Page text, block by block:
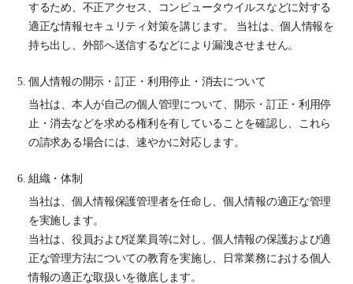
するため、不正アクセス、コンピュータウイルスなどに対する
適正な情報セキュリティ対策を講じます。 当社は、個人情報を
持ち出し、外部へ送信するなどにより漏洩させません。
個人情報の開示・訂正・利用停止・消去について
当社は、本人が自己の個人管理について、開示・訂正・利用停
止・消去などを求める権利を有していることを確認し、これら
の請求ある場合には、速やかに対応します。
組織・体制
当社は、個人情報保護管理者を任命し、個人情報の適正な管理
を実施します。
当社は、役員および従業員等に対し、個人情報の保護および適
正な管理方法についての教育を実施し、日常業務における個人
情報の適正な取扱いを徹底します。